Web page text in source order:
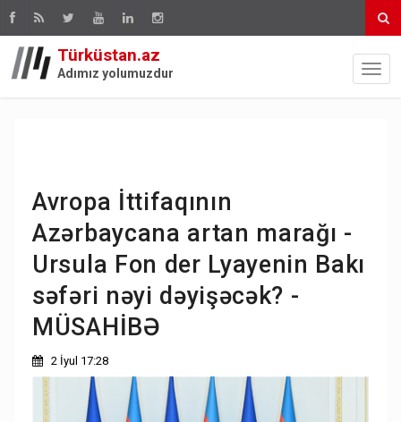
Türküstan.az
Adımız yolumuzdur
Avropa İttifaqının
Azərbaycana artan marağı -
Ursula Fon der Lyayenin Bakı
səfəri nəyi dəyişəcək? -
MÜSAHİBƏ
2 İyul 17:28